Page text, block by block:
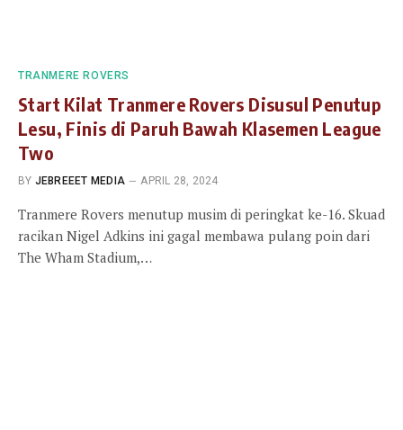
TRANMERE ROVERS
Start Kilat Tranmere Rovers Disusul Penutup
Lesu, Finis di Paruh Bawah Klasemen League
Two
BY JEBREEET MEDIA APRIL 28, 2024
Tranmere Rovers menutup musim di peringkat ke-16. Skuad
racikan Nigel Adkins ini gagal membawa pulang poin dari
The Wham Stadium,…